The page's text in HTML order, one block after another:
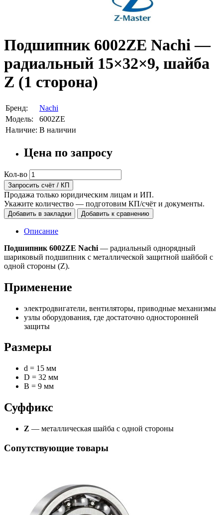
Подшипник 6002ZE Nachi —
радиальный 15×32×9, шайба
Z (1 сторона)
Бренд:
Nachi
Модель:
6002ZE
Наличие: В наличии
Цена по запросу
Кол-во
Запросить счёт / КП
Продажа только юридическим лицам и ИП.
Укажите количество — подготовим КП/счёт и документы.
Добавить в закладки Добавить к сравнению
Описание
Подшипник 6002ZE Nachi — радиальный однорядный
шариковый подшипник с металлической защитной шайбой с
одной стороны (Z).
Применение
электродвигатели, вентиляторы, приводные механизмы
узлы оборудования, где достаточно односторонней
защиты
Размеры
d = 15 мм
D = 32 мм
B = 9 мм
Суффикс
Z — металлическая шайба с одной стороны
Сопутствующие товары